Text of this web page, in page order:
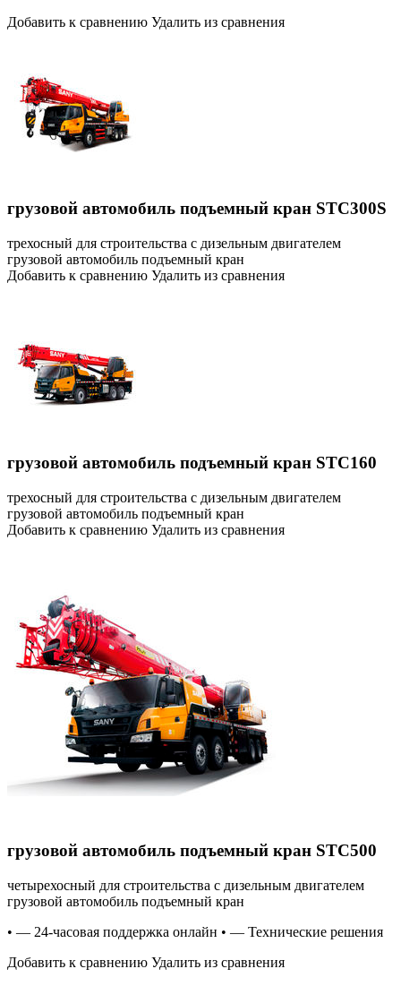
Добавить к сравнению Удалить из сравнения
грузовой автомобиль подъемный кран STC300S
трехосный для строительства с дизельным двигателем
грузовой автомобиль подъемный кран
Добавить к сравнению Удалить из сравнения
грузовой автомобиль подъемный кран STC160
трехосный для строительства с дизельным двигателем
грузовой автомобиль подъемный кран
Добавить к сравнению Удалить из сравнения
грузовой автомобиль подъемный кран STC500
четырехосный для строительства с дизельным двигателем
грузовой автомобиль подъемный кран
• — 24-часовая поддержка онлайн • — Технические решения
Добавить к сравнению Удалить из сравнения